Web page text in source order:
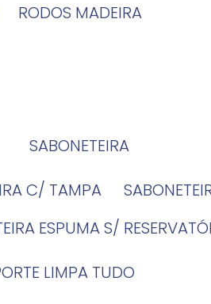
RODOS MADEIRA
SABONETEIRA
C/ TAMPA
ESPUMA S/
LIMPA TUDO